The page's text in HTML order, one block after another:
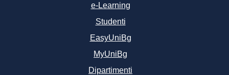
e-Learning
Studenti
EasyUniBg
MyUniBg
Dipartimenti